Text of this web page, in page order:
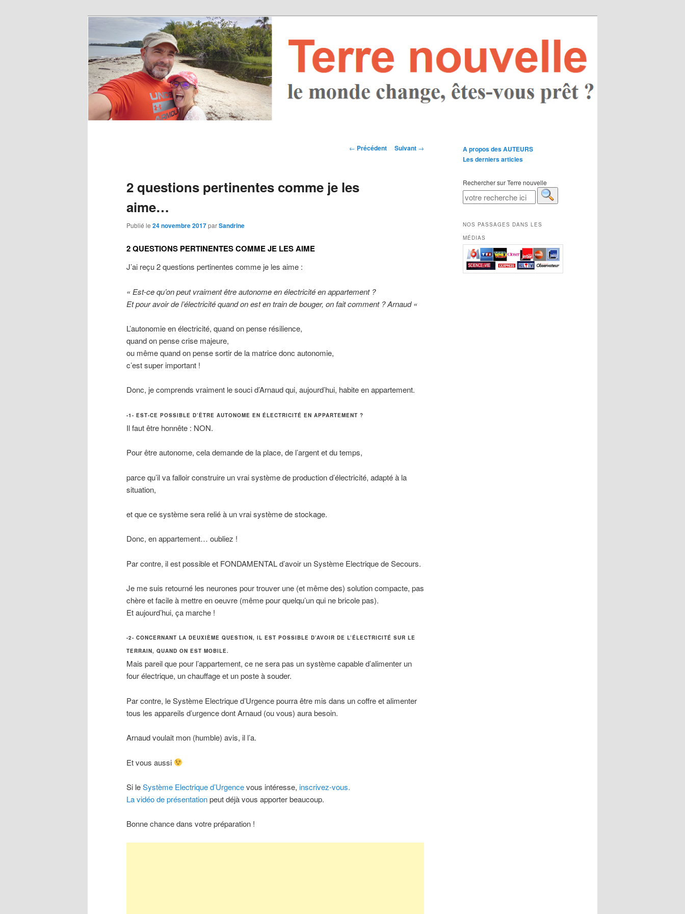
Navigation des
← Précédent Suivant →
2 questions pertinentes comme je les
aime…
Publié le 24 novembre 2017parSandrine
2 QUESTIONS PERTINENTES COMME JE LES AIME
J’ai reçu 2 questions pertinentes comme je les aime :
« Est-ce qu’on peut vraiment être autonome en électricité en appartement ?
Et pour avoir de l’électricité quand on est en train de bouger, on fait comment ? Arnaud «
L’autonomie en électricité, quand on pense résilience,
quand on pense crise majeure,
ou même quand on pense sortir de la matrice donc autonomie,
c’est super important !
Donc, je comprends vraiment le souci d’Arnaud qui, aujourd’hui, habite en appartement.
-1- EST-CE POSSIBLE D’ÊTRE AUTONOME EN ÉLECTRICITÉ EN APPARTEMENT ?
Il faut être honnête : NON.
Pour être autonome, cela demande de la place, de l’argent et du temps,
parce qu’il va falloir construire un vrai système de production d’électricité, adapté à la
situation,
et que ce système sera relié à un vrai système de stockage.
Donc, en appartement… oubliez !
Par contre, il est possible et FONDAMENTAL d’avoir un Système Electrique de Secours.
Je me suis retourné les neurones pour trouver une (et même des) solution compacte, pas
chère et facile à mettre en oeuvre (même pour quelqu’un qui ne bricole pas).
Et aujourd’hui, ça marche !
-2- CONCERNANT LA DEUXIÈME QUESTION, IL EST POSSIBLE D’AVOIR DE L’ÉLECTRICITÉ SUR LE
TERRAIN, QUAND ON EST MOBILE.
Mais pareil que pour l’appartement, ce ne sera pas un système capable d’alimenter un
four électrique, un chauffage et un poste à souder.
Par contre, le Système Electrique d’Urgence pourra être mis dans un coffre et alimenter
tous les appareils d’urgence dont Arnaud (ou vous) aura besoin.
Arnaud voulait mon (humble) avis, il l’a.
Et vous aussi
Si leSystème Electrique d’Urgencevous intéresse, inscrivez-vous.
La vidéo de présentationpeut déjà vous apporter beaucoup.
Bonne chance dans votre préparation !
A propos des AUTEURS
Les derniers articles
Rechercher sur Terre nouvelle
NOS PASSAGES DANS LES
MÉDIAS